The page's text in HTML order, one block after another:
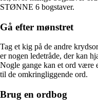
STØNNE 6 bogstaver.
Gå efter mønstret
Tag et kig på de andre
er nogen ledetråde, der kan
Nogle gange kan et ord være
til de omkringliggende ord.
Brug en ordbog